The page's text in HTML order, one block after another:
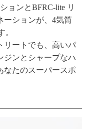
ョンとBFRC-lite リ
ーションが、4気筒
。
リートでも、高いパ
ジンとシャープなハ
なたのスーパースポ